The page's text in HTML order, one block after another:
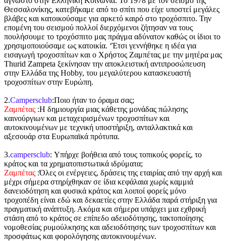
Θεσσαλονίκης, κατεβήκαμε από το σπίτι που είχε υποστεί μεγάλες
βλάβες και κατοικούσαμε για αρκετό καιρό στο τροχόσπιτο. Την
επομένη του σεισμού πολλοί διερχόμενοι ζήτησαν να τους
πουλήσουμε το τροχόσπιτο μας πράγμα αδύνατον καθώς οι ίδιοι το
χρησιμοποιούσαμε ως κατοικία. ‘Έτσι γεννήθηκε η ιδέα για
εισαγωγή τροχοσπίτων και ο Χρήστος Ζαμπέτας με την μητέρα μας
Thurid Zampeta ξεκίνησαν την αποκλειστική αντιπροσώπευση
στην Ελλάδα της Hobby, του μεγαλύτερου κατασκευαστή
τροχοσπίτων στην Ευρώπη.
2.Campersclub:Ποιο ήταν το όραμα σας;
Ζαμπέτας :Η δημιουργία μιας κάθετης μονάδας πώλησης
καινούργιων και μεταχειρισμένων τροχοσπίτων και
αυτοκινουμένων με τεχνική υποστήριξη, ανταλλακτικά και
αξεσουάρ στα Ευρωπαϊκά πρότυπα.
3.campersclub: Υπήρχε βοήθεια από τους τοπικούς φορείς, το
κράτος και τα χρηματοπιστωτικά ιδρύματα;
Ζαμπέτας :Όλες οι ενέργειες, δράσεις της εταιρίας από την αρχή και
μέχρι σήμερα στηρίχθηκαν σε ίδια κεφάλαια χωρίς καμμιά
δανειοδότηση και φυσικά κράτος και λοιποί φορείς μόνο
τροχοπέδη είναι εδώ και δεκαετίες στην Ελλάδα παρά στήριξη για
πραγματική ανάπτυξη. Ακόμα και σήμερα υπάρχει μια εχθρική
στάση από το κράτος σε επίπεδο αδειοδότησης, τακτοποίησης
νομοθεσίας ρυμούλκησης και αδειοδότησης των τροχοσπίτων και
προσφάτως και φορολόγησης αυτοκινουμένων.